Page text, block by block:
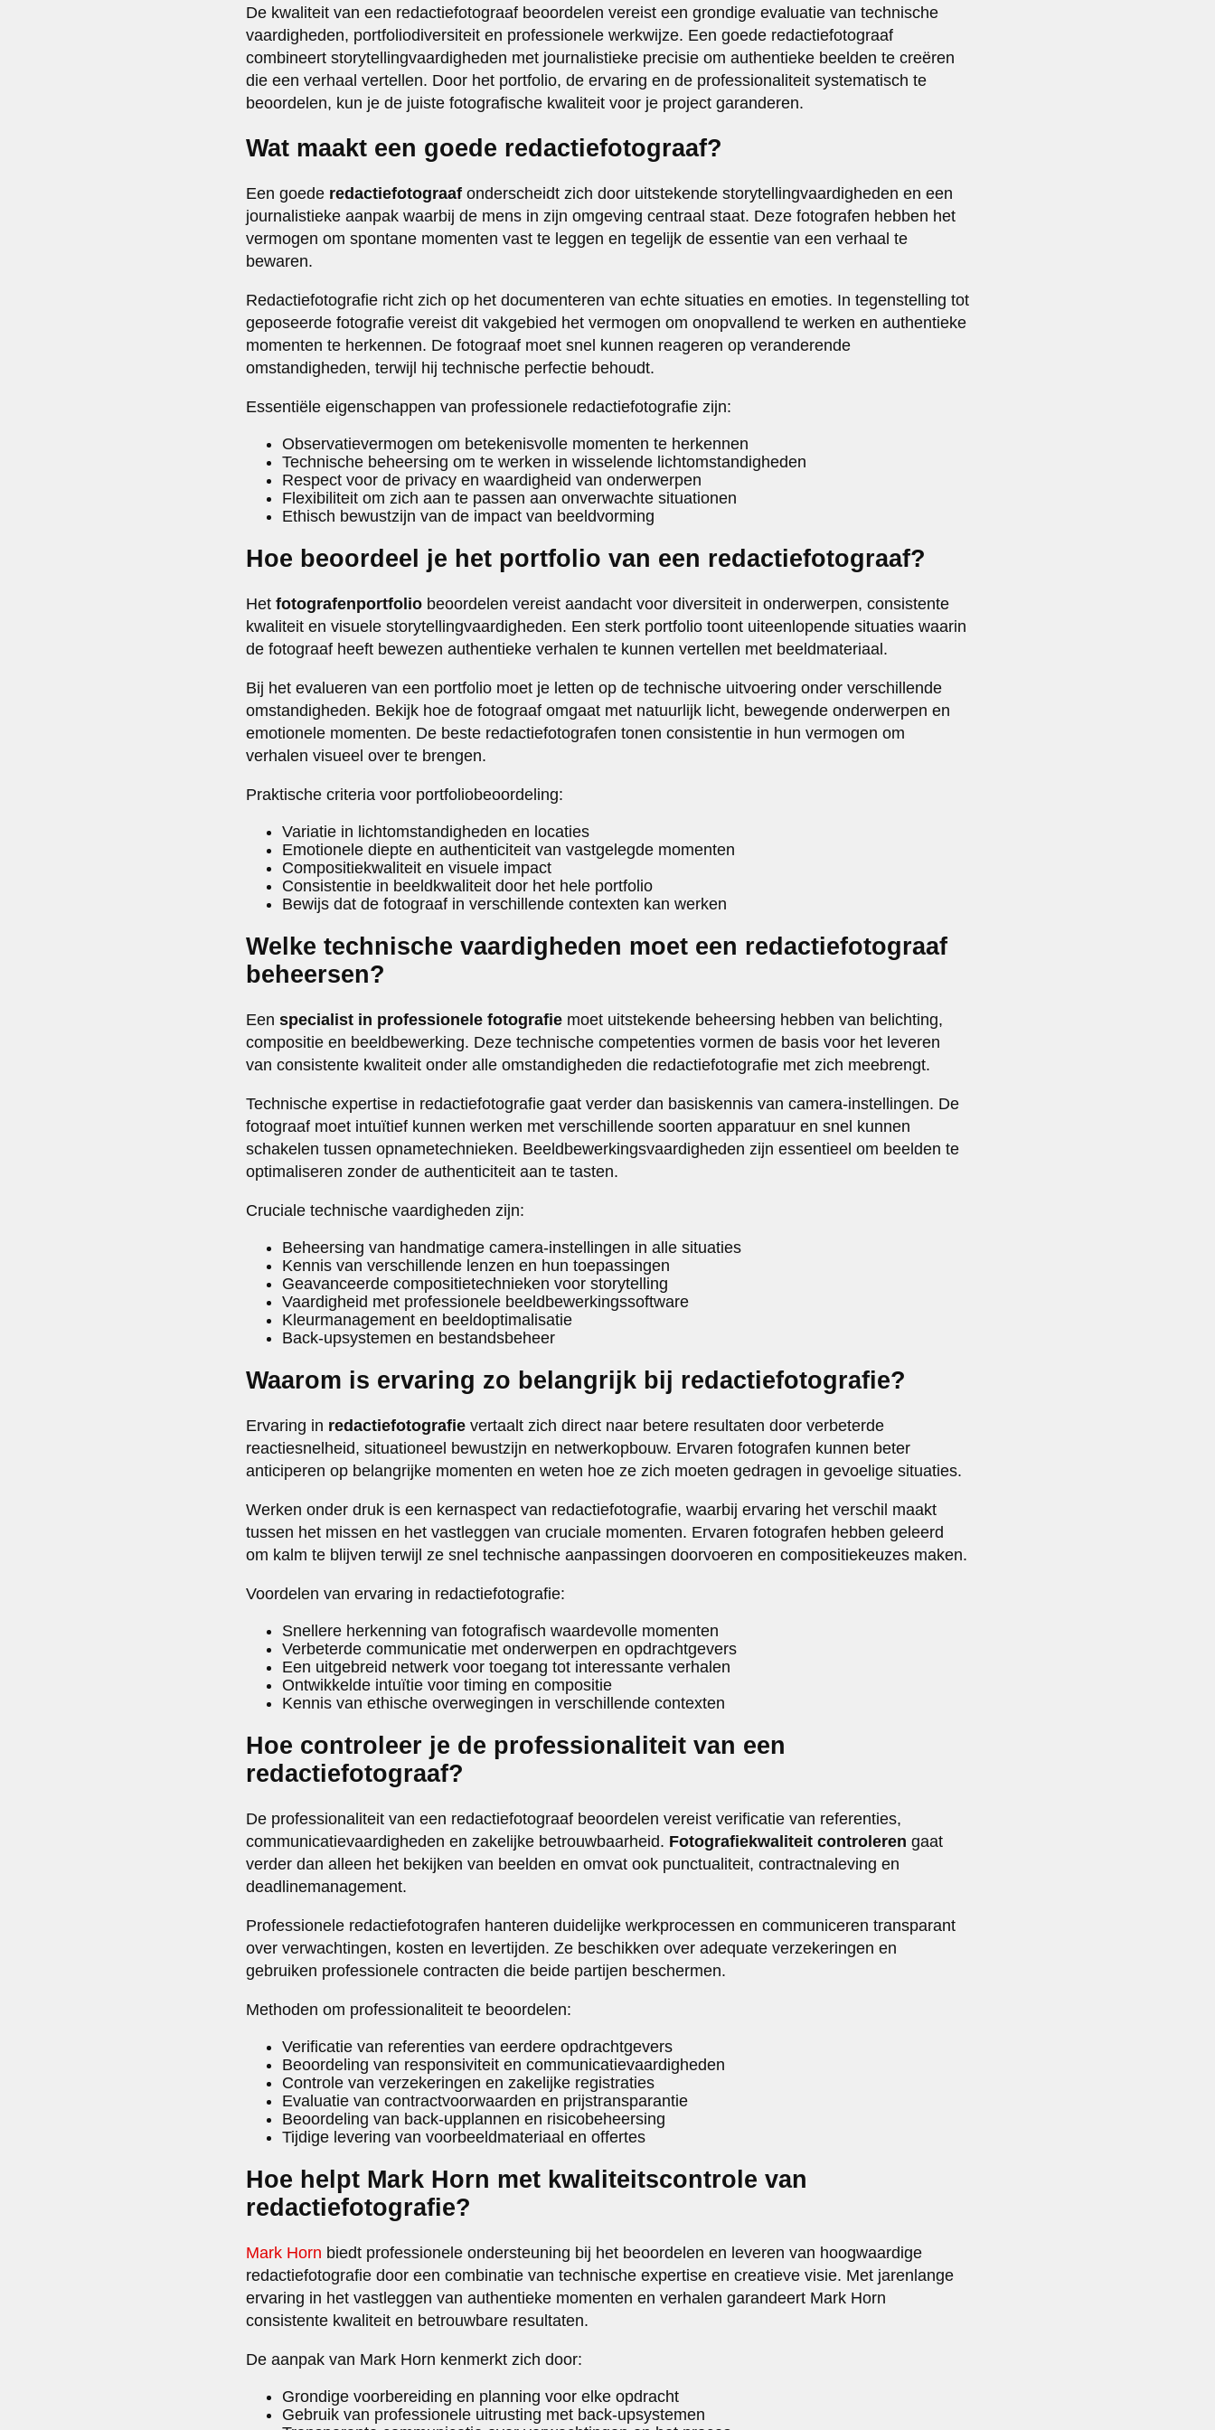
De kwaliteit van een redactiefotograaf beoordelen vereist een grondige evaluatie van technische
vaardigheden, portfoliodiversiteit en professionele werkwijze. Een goede redactiefotograaf
combineert storytellingvaardigheden met journalistieke precisie om authentieke beelden te creëren
die een verhaal vertellen. Door het portfolio, de ervaring en de professionaliteit systematisch te
beoordelen, kun je de juiste fotografische kwaliteit voor je project garanderen.
Wat maakt een goede redactiefotograaf?
Een goede redactiefotograaf onderscheidt zich door uitstekende storytellingvaardigheden en een
journalistieke aanpak waarbij de mens in zijn omgeving centraal staat. Deze fotografen hebben het
vermogen om spontane momenten vast te leggen en tegelijk de essentie van een verhaal te
bewaren.
Redactiefotografie richt zich op het documenteren van echte situaties en emoties. In tegenstelling tot
geposeerde fotografie vereist dit vakgebied het vermogen om onopvallend te werken en authentieke
momenten te herkennen. De fotograaf moet snel kunnen reageren op veranderende
omstandigheden, terwijl hij technische perfectie behoudt.
Essentiële eigenschappen van professionele redactiefotografie zijn:
Observatievermogen om betekenisvolle momenten te herkennen
Technische beheersing om te werken in wisselende lichtomstandigheden
Respect voor de privacy en waardigheid van onderwerpen
Flexibiliteit om zich aan te passen aan onverwachte situationen
Ethisch bewustzijn van de impact van beeldvorming
Hoe beoordeel je het portfolio van een redactiefotograaf?
Het fotografenportfolio beoordelen vereist aandacht voor diversiteit in onderwerpen, consistente
kwaliteit en visuele storytellingvaardigheden. Een sterk portfolio toont uiteenlopende situaties waarin
de fotograaf heeft bewezen authentieke verhalen te kunnen vertellen met beeldmateriaal.
Bij het evalueren van een portfolio moet je letten op de technische uitvoering onder verschillende
omstandigheden. Bekijk hoe de fotograaf omgaat met natuurlijk licht, bewegende onderwerpen en
emotionele momenten. De beste redactiefotografen tonen consistentie in hun vermogen om
verhalen visueel over te brengen.
Praktische criteria voor portfoliobeoordeling:
Variatie in lichtomstandigheden en locaties
Emotionele diepte en authenticiteit van vastgelegde momenten
Compositiekwaliteit en visuele impact
Consistentie in beeldkwaliteit door het hele portfolio
Bewijs dat de fotograaf in verschillende contexten kan werken
Welke technische vaardigheden moet een redactiefotograaf
beheersen?
Een specialist in professionele fotografie moet uitstekende beheersing hebben van belichting,
compositie en beeldbewerking. Deze technische competenties vormen de basis voor het leveren
van consistente kwaliteit onder alle omstandigheden die redactiefotografie met zich meebrengt.
Technische expertise in redactiefotografie gaat verder dan basiskennis van camera-instellingen. De
fotograaf moet intuïtief kunnen werken met verschillende soorten apparatuur en snel kunnen
schakelen tussen opnametechnieken. Beeldbewerkingsvaardigheden zijn essentieel om beelden te
optimaliseren zonder de authenticiteit aan te tasten.
Cruciale technische vaardigheden zijn:
Beheersing van handmatige camera-instellingen in alle situaties
Kennis van verschillende lenzen en hun toepassingen
Geavanceerde compositietechnieken voor storytelling
Vaardigheid met professionele beeldbewerkingssoftware
Kleurmanagement en beeldoptimalisatie
Back-upsystemen en bestandsbeheer
Waarom is ervaring zo belangrijk bij redactiefotografie?
Ervaring in redactiefotografie vertaalt zich direct naar betere resultaten door verbeterde
reactiesnelheid, situationeel bewustzijn en netwerkopbouw. Ervaren fotografen kunnen beter
anticiperen op belangrijke momenten en weten hoe ze zich moeten gedragen in gevoelige situaties.
Werken onder druk is een kernaspect van redactiefotografie, waarbij ervaring het verschil maakt
tussen het missen en het vastleggen van cruciale momenten. Ervaren fotografen hebben geleerd
om kalm te blijven terwijl ze snel technische aanpassingen doorvoeren en compositiekeuzes maken.
Voordelen van ervaring in redactiefotografie:
Snellere herkenning van fotografisch waardevolle momenten
Verbeterde communicatie met onderwerpen en opdrachtgevers
Een uitgebreid netwerk voor toegang tot interessante verhalen
Ontwikkelde intuïtie voor timing en compositie
Kennis van ethische overwegingen in verschillende contexten
Hoe controleer je de professionaliteit van een
redactiefotograaf?
De professionaliteit van een redactiefotograaf beoordelen vereist verificatie van referenties,
communicatievaardigheden en zakelijke betrouwbaarheid. Fotografiekwaliteit controleren gaat
verder dan alleen het bekijken van beelden en omvat ook punctualiteit, contractnaleving en
deadlinemanagement.
Professionele redactiefotografen hanteren duidelijke werkprocessen en communiceren transparant
over verwachtingen, kosten en levertijden. Ze beschikken over adequate verzekeringen en
gebruiken professionele contracten die beide partijen beschermen.
Methoden om professionaliteit te beoordelen:
Verificatie van referenties van eerdere opdrachtgevers
Beoordeling van responsiviteit en communicatievaardigheden
Controle van verzekeringen en zakelijke registraties
Evaluatie van contractvoorwaarden en prijstransparantie
Beoordeling van back-upplannen en risicobeheersing
Tijdige levering van voorbeeldmateriaal en offertes
Hoe helpt Mark Horn met kwaliteitscontrole van
redactiefotografie?
Mark Horn biedt professionele ondersteuning bij het beoordelen en leveren van hoogwaardige
redactiefotografie door een combinatie van technische expertise en creatieve visie. Met jarenlange
ervaring in het vastleggen van authentieke momenten en verhalen garandeert Mark Horn
consistente kwaliteit en betrouwbare resultaten.
De aanpak van Mark Horn kenmerkt zich door:
Grondige voorbereiding en planning voor elke opdracht
Gebruik van professionele uitrusting met back-upsystemen